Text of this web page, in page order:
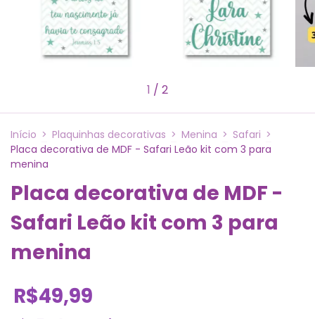
1 / 2
Início > Plaquinhas decorativas > Menina > Safari >
Placa decorativa de MDF - Safari Leão kit com 3 para
menina
Placa decorativa de MDF -
Safari Leão kit com 3 para
menina
R$49,99